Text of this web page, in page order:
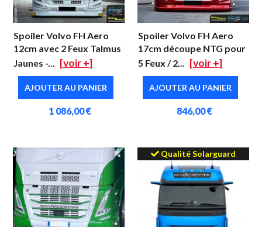
Spoiler Volvo FH Aero
12cm avec 2 Feux Talmus
Jaunes -... [voir +]
AJOUTER AU PANIER
1 086,00 €
Spoiler Volvo FH Aero
17cm découpe NTG pour
5 Feux / 2... [voir +]
AJOUTER AU PANIER
846,00 €
Qualité Solarguard